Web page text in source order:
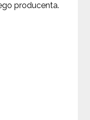
producenta.